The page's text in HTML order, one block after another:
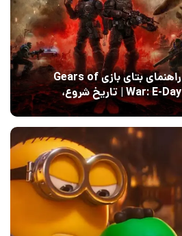
راهنمای بتای بازی Gears of
War: E-Day | تاریخ‌ شروع،
محتواها و نحوه دسترسی